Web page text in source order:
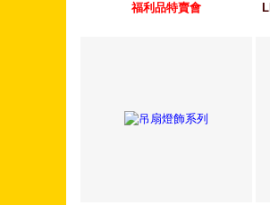
福利品特賣會